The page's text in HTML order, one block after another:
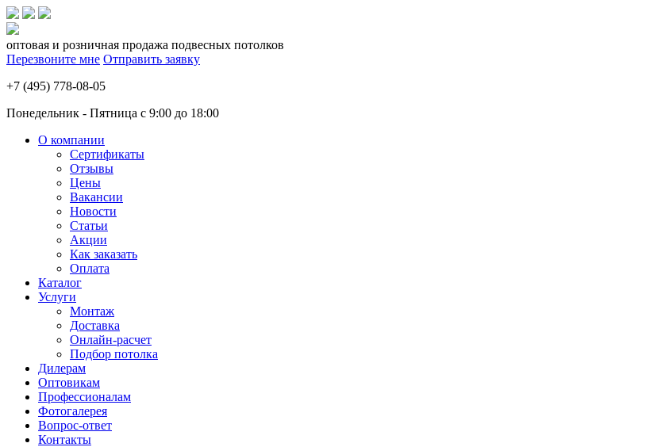
оптовая и розничная продажа подвесных потолков
Перезвоните мне Отправить заявку
+7 (495) 778-08-05
Понедельник - Пятница с 9:00 до 18:00
О компании
Сертификаты
Отзывы
Цены
Вакансии
Новости
Статьи
Акции
Как заказать
Оплата
Каталог
Услуги
Монтаж
Доставка
Онлайн-расчет
Подбор потолка
Дилерам
Оптовикам
Профессионалам
Фотогалерея
Вопрос-ответ
Контакты